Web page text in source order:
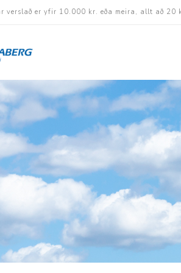
verslað er yfir 10.000 kr. eða meira, allt að 20
Hjólastólar
Aukabúnaður
Aflbúnaður og
Fastramma
Rafknúnir hjólastólar
Rafskutlur
Krossramma